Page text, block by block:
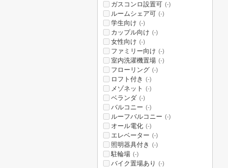
ガスコンロ設置可 (-)
ルームシェア可 (-)
学生向け (-)
カップル向け (-)
女性向け (-)
ファミリー向け (-)
室内洗濯機置場 (-)
フローリング (-)
ロフト付き (-)
メゾネット (-)
ベランダ (-)
バルコニー (-)
ルーフバルコニー (-)
オール電化 (-)
エレベーター (-)
照明器具付き (-)
駐輪場 (-)
バイク置場あり (-)